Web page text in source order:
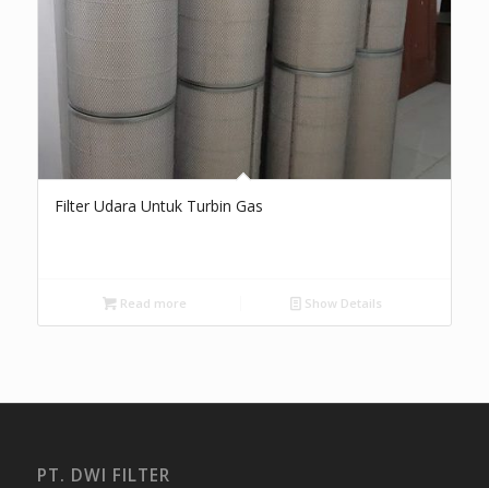
Filter Udara Untuk Turbin Gas
Read more Show Details
PT. DWI FILTER